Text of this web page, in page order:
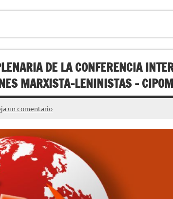
DE LA CONFERENCIA
MARXISTA-LENINISTAS –
un comentario